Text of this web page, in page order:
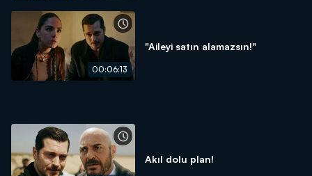
00:06:13
"Aileyi satın alamazsın!"
Akıl dolu plan!